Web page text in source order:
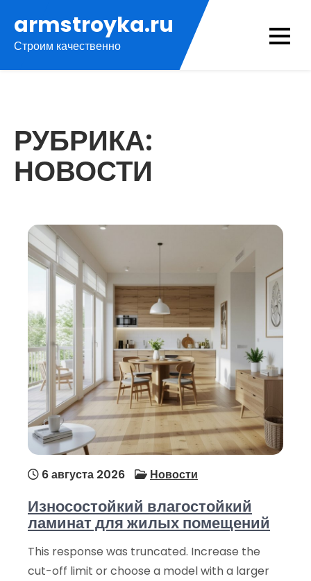
содержимому
armstroyka.ru
Строим качественно
РУБРИКА:
НОВОСТИ
6 августа 2026 Новости
Износостойкий влагостойкий
ламинат для жилых помещений
This response was truncated. Increase the
cut-off limit or choose a model with a larger